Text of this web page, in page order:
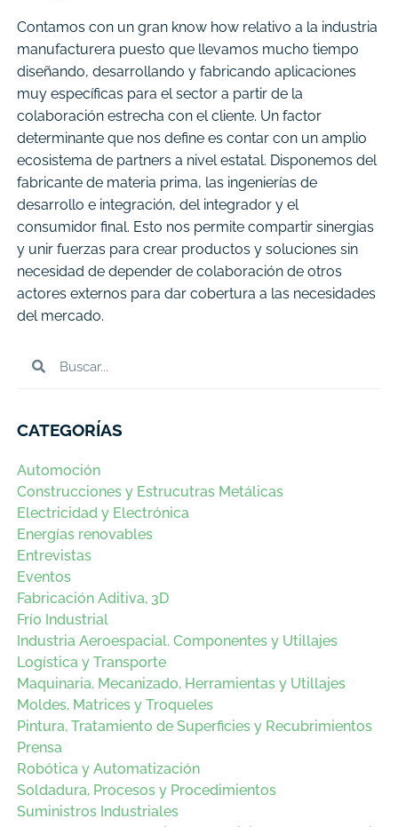
Contamos con un gran know how relativo a la industria
manufacturera puesto que llevamos mucho tiempo
diseñando, desarrollando y fabricando aplicaciones
muy específicas para el sector a partir de la
colaboración estrecha con el cliente. Un factor
determinante que nos define es contar con un amplio
ecosistema de partners a nivel estatal. Disponemos del
fabricante de materia prima, las ingenierías de
desarrollo e integración, del integrador y el
consumidor final. Esto nos permite compartir sinergias
y unir fuerzas para crear productos y soluciones sin
necesidad de depender de colaboración de otros
actores externos para dar cobertura a las necesidades
del mercado.
CATEGORÍAS
Automoción
Construcciones y Estrucutras Metálicas
Electricidad y Electrónica
Energías renovables
Entrevistas
Eventos
Fabricación Aditiva, 3D
Frío Industrial
Industria Aeroespacial. Componentes y Utillajes
Logística y Transporte
Maquinaria, Mecanizado, Herramientas y Utillajes
Moldes, Matrices y Troqueles
Pintura, Tratamiento de Superficies y Recubrimientos
Prensa
Robótica y Automatización
Soldadura, Procesos y Procedimientos
Suministros Industriales